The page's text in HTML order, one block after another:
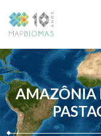
AMAZÔNIA